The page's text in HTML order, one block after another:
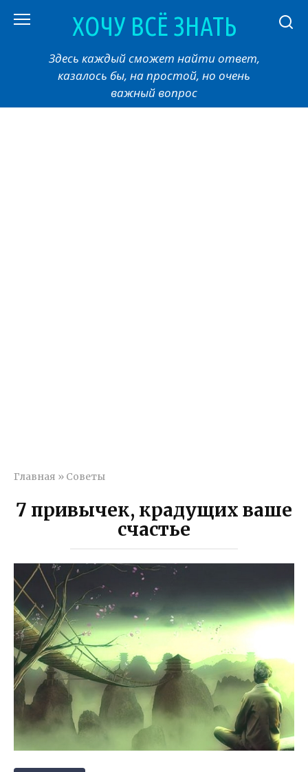
ХОЧУ ВСЁ ЗНАТЬ
Здесь каждый сможет найти ответ,
казалось бы, на простой, но очень
важный вопрос
Главная » Советы
7 привычек, крадущих ваше
счастье